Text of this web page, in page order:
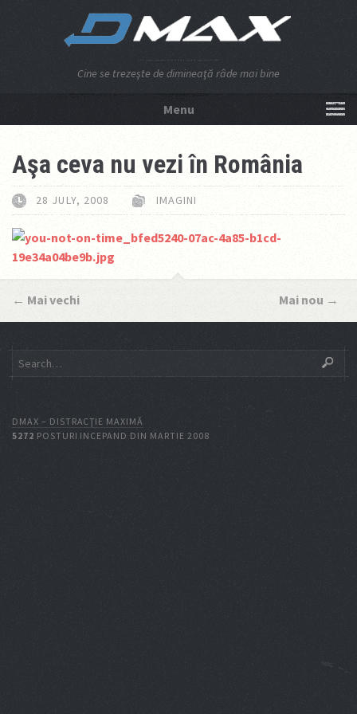
Cine se trezeşte de dimineaţă râde mai bine
Menu
Aşa ceva nu vezi în România
28 JULY, 2008 IMAGINI
← Mai vechi Mai nou →
DMAX – DISTRACŢIE MAXIMĂ
5272 POSTURI INCEPAND DIN MARTIE 2008